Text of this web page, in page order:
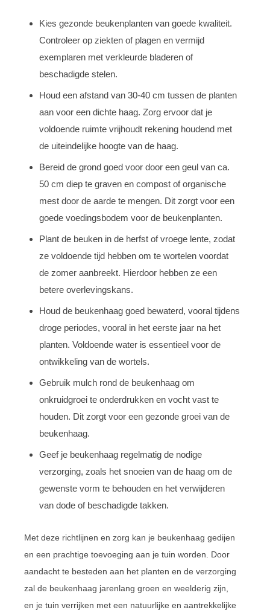
Kies gezonde beukenplanten van goede kwaliteit.
Controleer op ziekten of plagen en vermijd
exemplaren met verkleurde bladeren of
beschadigde stelen.
Houd een afstand van 30-40 cm tussen de planten
aan voor een dichte haag. Zorg ervoor dat je
voldoende ruimte vrijhoudt rekening houdend met
de uiteindelijke hoogte van de haag.
Bereid de grond goed voor door een geul van ca.
50 cm diep te graven en compost of organische
mest door de aarde te mengen. Dit zorgt voor een
goede voedingsbodem voor de beukenplanten.
Plant de beuken in de herfst of vroege lente, zodat
ze voldoende tijd hebben om te wortelen voordat
de zomer aanbreekt. Hierdoor hebben ze een
betere overlevingskans.
Houd de beukenhaag goed bewaterd, vooral tijdens
droge periodes, vooral in het eerste jaar na het
planten. Voldoende water is essentieel voor de
ontwikkeling van de wortels.
Gebruik mulch rond de beukenhaag om
onkruidgroei te onderdrukken en vocht vast te
houden. Dit zorgt voor een gezonde groei van de
beukenhaag.
Geef je beukenhaag regelmatig de nodige
verzorging, zoals het snoeien van de haag om de
gewenste vorm te behouden en het verwijderen
van dode of beschadigde takken.
Met deze richtlijnen en zorg kan je beukenhaag gedijen
en een prachtige toevoeging aan je tuin worden. Door
aandacht te besteden aan het planten en de verzorging
zal de beukenhaag jarenlang groen en weelderig zijn,
en je tuin verrijken met een natuurlijke en aantrekkelijke